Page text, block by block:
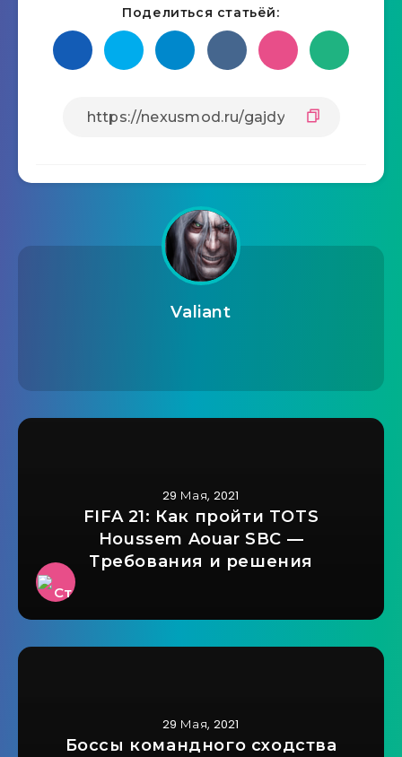
Поделиться статьёй:
Valiant
29 Мая, 2021
FIFA 21: Как пройти TOTS
Houssem Aouar SBC —
Требования и решения
29 Мая, 2021
Боссы командного сходства